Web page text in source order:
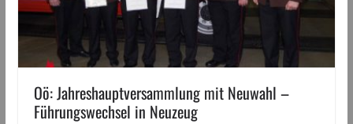
Oö: Jahreshauptversammlung mit Neuwahl –
Führungswechsel in Neuzeug